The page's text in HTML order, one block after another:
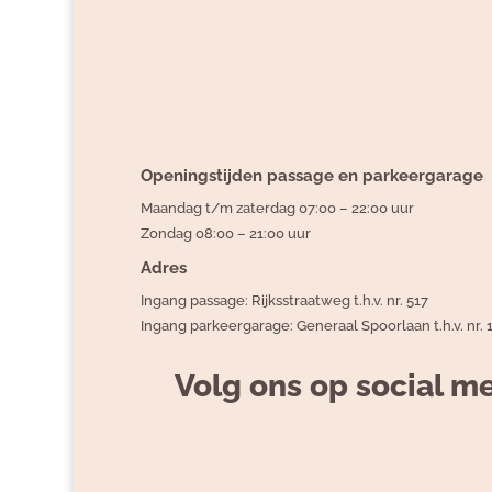
Openingstijden passage en parkeergarage
Maandag t/m zaterdag 07:00 – 22:00 uur
Zondag 08:00 – 21:00 uur
Adres
Ingang passage: Rijksstraatweg t.h.v. nr. 517
Ingang parkeergarage: Generaal Spoorlaan t.h.v. nr.
Volg ons op social